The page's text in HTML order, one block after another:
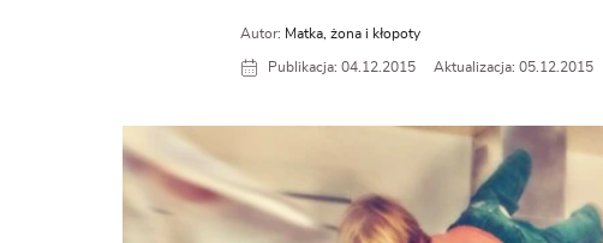
Autor: Matka, żona i kłopoty
Publikacja: 04.12.2015 Aktualizacja: 05.12.2015